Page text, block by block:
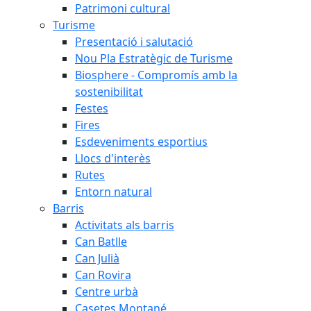
Patrimoni cultural
Turisme
Presentació i salutació
Nou Pla Estratègic de Turisme
Biosphere - Compromís amb la
sostenibilitat
Festes
Fires
Esdeveniments esportius
Llocs d'interès
Rutes
Entorn natural
Barris
Activitats als barris
Can Batlle
Can Julià
Can Rovira
Centre urbà